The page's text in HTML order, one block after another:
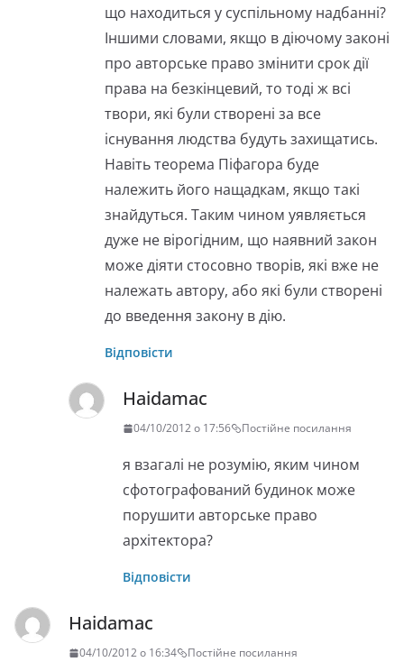
що находиться у суспільному надбанні?
Іншими словами, якщо в діючому законі
про авторське право змінити срок дії
права на безкінцевий, то тоді ж всі
твори, які були створені за все
існування людства будуть захищатись.
Навіть теорема Піфагора буде
належить його нащадкам, якщо такі
знайдуться. Таким чином уявляється
дуже не вірогідним, що наявний закон
може діяти стосовно творів, які вже не
належать автору, або які були створені
до введення закону в дію.
Відповісти
Haidamac
04/10/2012 о 17:56 Постійне посилання
я взагалі не розумію, яким чином
сфотографований будинок може
порушити авторське право
архітектора?
Відповісти
Haidamac
04/10/2012 о 16:34 Постійне посилання